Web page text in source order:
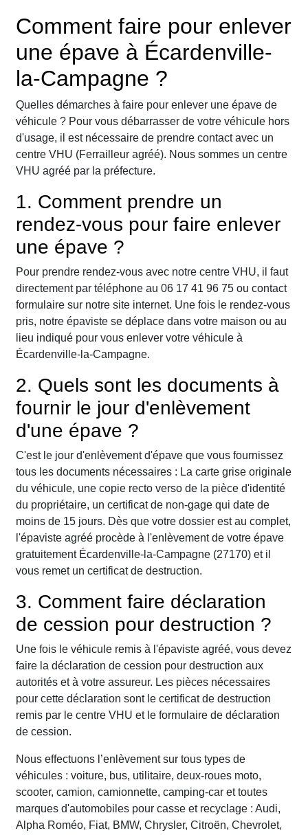
Comment faire pour enlever
une épave à Écardenville-
la-Campagne ?
Quelles démarches à faire pour enlever une épave de
véhicule ? Pour vous débarrasser de votre véhicule hors
d'usage, il est nécessaire de prendre contact avec un
centre VHU (Ferrailleur agréé). Nous sommes un centre
VHU agréé par la préfecture.
1. Comment prendre un
rendez-vous pour faire enlever
une épave ?
Pour prendre rendez-vous avec notre centre VHU, il faut
directement par téléphone au 06 17 41 96 75 ou contact
formulaire sur notre site internet. Une fois le rendez-vous
pris, notre épaviste se déplace dans votre maison ou au
lieu indiqué pour vous enlever votre véhicule à
Écardenville-la-Campagne.
2. Quels sont les documents à
fournir le jour d'enlèvement
d'une épave ?
C'est le jour d'enlèvement d'épave que vous fournissez
tous les documents nécessaires : La carte grise originale
du véhicule, une copie recto verso de la pièce d'identité
du propriétaire, un certificat de non-gage qui date de
moins de 15 jours. Dès que votre dossier est au complet,
l'épaviste agréé procède à l'enlèvement de votre épave
gratuitement Écardenville-la-Campagne (27170) et il
vous remet un certificat de destruction.
3. Comment faire déclaration
de cession pour destruction ?
Une fois le véhicule remis à l'épaviste agréé, vous devez
faire la déclaration de cession pour destruction aux
autorités et à votre assureur. Les pièces nécessaires
pour cette déclaration sont le certificat de destruction
remis par le centre VHU et le formulaire de déclaration
de cession.
Nous effectuons l’enlèvement sur tous types de
véhicules : voiture, bus, utilitaire, deux-roues moto,
scooter, camion, camionnette, camping-car et toutes
marques d'automobiles pour casse et recyclage : Audi,
Alpha Roméo, Fiat, BMW, Chrysler, Citroën, Chevrolet,